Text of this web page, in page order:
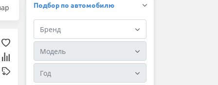
Подбор по автомобилю